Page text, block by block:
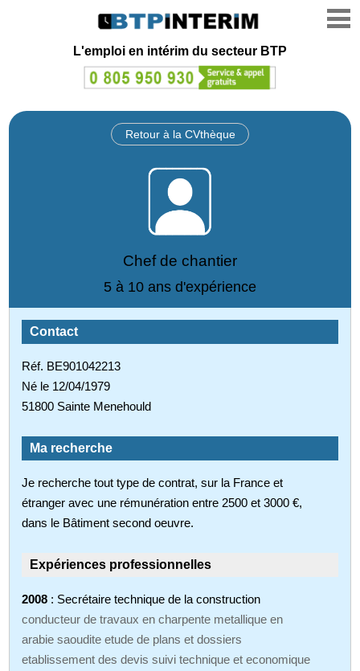
L'emploi en intérim du secteur BTP
Retour à la CVthèque
Chef de chantier
5 à 10 ans d'expérience
Contact
Réf. BE901042213
Né le 12/04/1979
51800 Sainte Menehould
Ma recherche
Je recherche tout type de contrat, sur la France et
étranger avec une rémunération entre 2500 et 3000 €,
dans le Bâtiment second oeuvre.
Expériences professionnelles
2008 : Secrétaire technique de la construction
conducteur de travaux en charpente metallique en
arabie saoudite etude de plans et dossiers
etablissement des devis suivi technique et economique